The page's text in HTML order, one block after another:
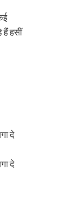
हैं हसीं
दे
दे